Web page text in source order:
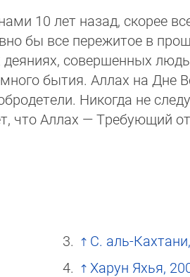
10 лет назад,
бы все пережитое в
совершенных
бытия. Аллах на Дне
Никогда не
что Аллах — Требующий
С. аль-
Харун Яхья,